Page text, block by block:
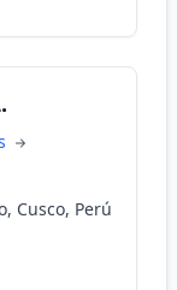
Cusco, Perú